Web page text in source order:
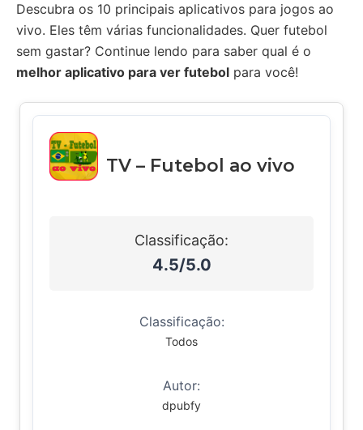
Descubra os 10 principais aplicativos para jogos ao
vivo. Eles têm várias funcionalidades. Quer futebol
sem gastar? Continue lendo para saber qual é o
melhor aplicativo para ver futebol para você!
TV – Futebol ao vivo
Classificação:
4.5/5.0
Classificação:
Todos
Autor:
dpubfy